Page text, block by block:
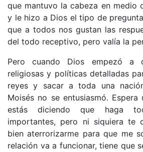
que mantuvo la cabeza en medio
y le hizo a Dios el tipo de
que a todos nos gustan las
del todo receptivo, pero valía la
Pero cuando Dios empezó a
religiosas y políticas detalladas
reyes y sacar a toda una
Moisés no se entusiasmó.
estás diciendo que haga
importantes, pero ni siquiera te
bien aterrorizarme para que me
relación va a funcionar, tiene que